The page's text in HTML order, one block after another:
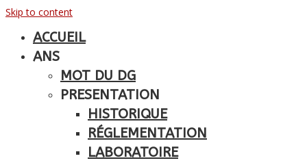
Skip to content
ACCUEIL
ANS
MOT DU DG
PRESENTATION
HISTORIQUE
RÉGLEMENTATION
LABORATOIRE